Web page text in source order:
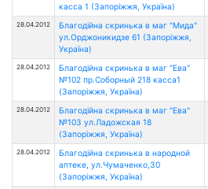
касса 1 (Запоріжжя, Україна)
28.04.2012
Благодійна скринька в маг "Мида"
ул.Орджоникидзе 61 (Запоріжжя,
Україна)
28.04.2012
Благодійна скринька в маг "Ева"
№102 пр.Соборный 218 касса1
(Запоріжжя, Україна)
28.04.2012
Благодійна скринька в маг "Ева"
№103 ул.Ладожская 18
(Запоріжжя, Україна)
28.04.2012
Благодійна скринька в народной
аптеке, ул.Чумаченко,30
(Запоріжжя, Україна)